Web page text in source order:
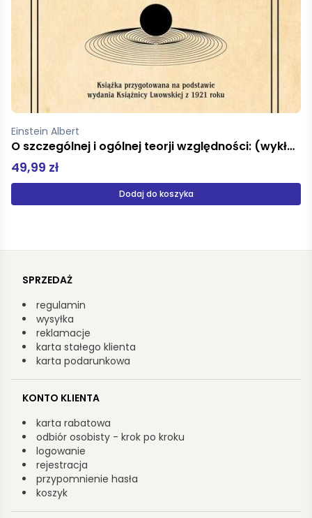
Einstein Albert
O szczególnej i ogólnej teorji względności: (wykład przystępny)
49,99 zł
Dodaj do koszyka
SPRZEDAŻ
regulamin
wysyłka
reklamacje
karta stałego klienta
karta podarunkowa
KONTO KLIENTA
karta rabatowa
odbiór osobisty - krok po kroku
logowanie
rejestracja
przypomnienie hasła
koszyk